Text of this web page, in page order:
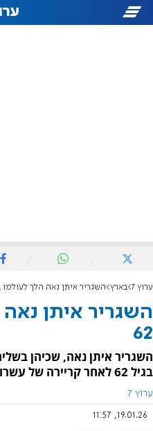
ערוץ 7 בארץ השגריר איתן נאה הלך לעולמו
השגריר איתן נאה
62
השגריר איתן נאה, שכיהן
בגיל 62 לאחר קריירה של עשרות שנים.
ערוץ 7
19.01.26, 11:57